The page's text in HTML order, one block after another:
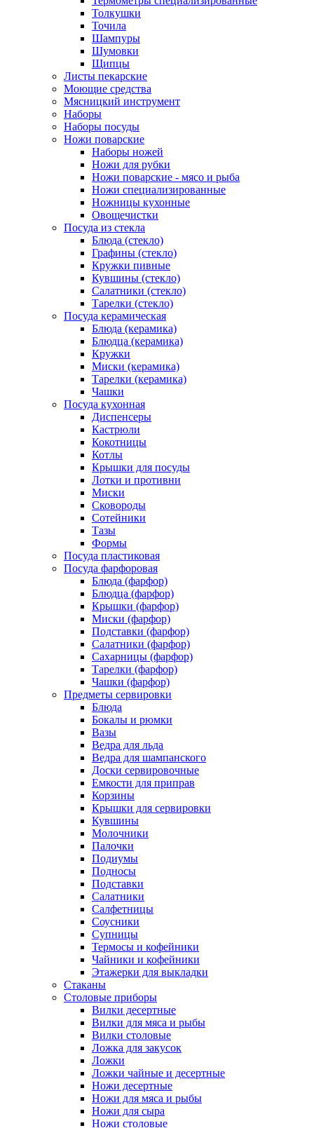
Толкушки
Точила
Шампуры
Шумовки
Щипцы
Листы пекарские
Моющие средства
Мясницкий инструмент
Наборы
Наборы посуды
Ножи поварские
Наборы ножей
Ножи для рубки
Ножи поварские - мясо и рыба
Ножи специализированные
Ножницы кухонные
Овощечистки
Посуда из стекла
Блюда (стекло)
Графины (стекло)
Кружки пивные
Кувшины (стекло)
Салатники (стекло)
Тарелки (стекло)
Посуда керамическая
Блюда (керамика)
Блюдца (керамика)
Кружки
Миски (керамика)
Тарелки (керамика)
Чашки
Посуда кухонная
Диспенсеры
Кастрюли
Кокотницы
Котлы
Крышки для посуды
Лотки и противни
Миски
Сковороды
Сотейники
Тазы
Формы
Посуда пластиковая
Посуда фарфоровая
Блюда (фарфор)
Блюдца (фарфор)
Крышки (фарфор)
Миски (фарфор)
Подставки (фарфор)
Салатники (фарфор)
Сахарницы (фарфор)
Тарелки (фарфор)
Чашки (фарфор)
Предметы сервировки
Блюда
Бокалы и рюмки
Вазы
Ведра для льда
Ведра для шампанского
Доски сервировочные
Емкости для приправ
Корзины
Крышки для сервировки
Кувшины
Молочники
Палочки
Подиумы
Подносы
Подставки
Салатники
Салфетницы
Соусники
Супницы
Термосы и кофейники
Чайники и кофейники
Этажерки для выкладки
Стаканы
Столовые приборы
Вилки десертные
Вилки для мяса и рыбы
Вилки столовые
Ложка для закусок
Ложки
Ложки чайные и десертные
Ножи десертные
Ножи для мяса и рыбы
Ножи для сыра
Ножи столовые